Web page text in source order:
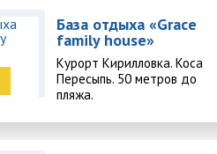
База отдыха «Grace
family house»
Курорт Кирилловка. Коса
Пересыпь. 50 метров до
пляжа.